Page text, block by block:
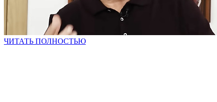
ЧИТАТЬ ПОЛНОСТЬЮ